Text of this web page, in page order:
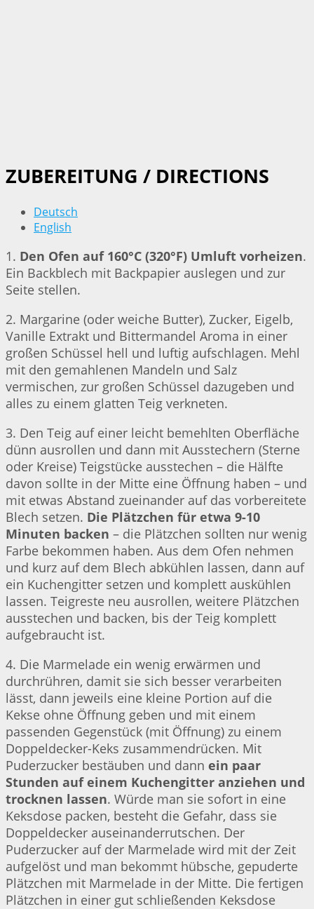
ZUBEREITUNG / DIRECTIONS
Deutsch
English
1. Den Ofen auf 160°C (320°F) Umluft vorheizen.
Ein Backblech mit Backpapier auslegen und zur
Seite stellen.
2. Margarine (oder weiche Butter), Zucker, Eigelb,
Vanille Extrakt und Bittermandel Aroma in einer
großen Schüssel hell und luftig aufschlagen. Mehl
mit den gemahlenen Mandeln und Salz
vermischen, zur großen Schüssel dazugeben und
alles zu einem glatten Teig verkneten.
3. Den Teig auf einer leicht bemehlten Oberfläche
dünn ausrollen und dann mit Ausstechern (Sterne
oder Kreise) Teigstücke ausstechen – die Hälfte
davon sollte in der Mitte eine Öffnung haben – und
mit etwas Abstand zueinander auf das vorbereitete
Blech setzen. Die Plätzchen für etwa 9-10
Minuten backen – die Plätzchen sollten nur wenig
Farbe bekommen haben. Aus dem Ofen nehmen
und kurz auf dem Blech abkühlen lassen, dann auf
ein Kuchengitter setzen und komplett auskühlen
lassen. Teigreste neu ausrollen, weitere Plätzchen
ausstechen und backen, bis der Teig komplett
aufgebraucht ist.
4. Die Marmelade ein wenig erwärmen und
durchrühren, damit sie sich besser verarbeiten
lässt, dann jeweils eine kleine Portion auf die
Kekse ohne Öffnung geben und mit einem
passenden Gegenstück (mit Öffnung) zu einem
Doppeldecker-Keks zusammendrücken. Mit
Puderzucker bestäuben und dann ein paar
Stunden auf einem Kuchengitter anziehen und
trocknen lassen. Würde man sie sofort in eine
Keksdose packen, besteht die Gefahr, dass sie
Doppeldecker auseinanderrutschen. Der
Puderzucker auf der Marmelade wird mit der Zeit
aufgelöst und man bekommt hübsche, gepuderte
Plätzchen mit Marmelade in der Mitte. Die fertigen
Plätzchen in einer gut schließenden Keksdose